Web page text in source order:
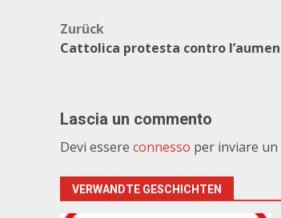
Beitragsnavigation
Zurück
Cattolica protesta contro
Lascia un commento
Devi essere connesso per inviare un
VERWANDTE GESCHICHTEN